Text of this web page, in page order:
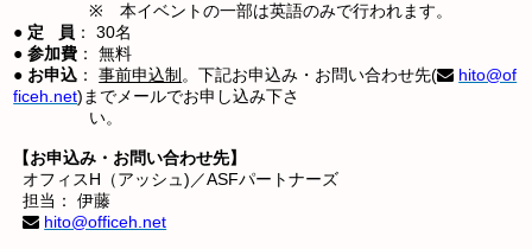
※ 本イベントの一部は英語のみで行われます。
● 定 員 ： 30名
●参加費 ： 無料
● お申込 ：事前申込制 。下記お申込み・お問い合わせ先(
hito@of
ficeh.net)までメールでお申し込み下さ
い。
【お申込み・お問い合わせ先】
オフィスH（アッシュ)／ASFパートナーズ
担当： 伊藤
hito@officeh.net